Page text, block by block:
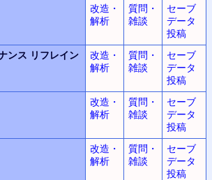
改造・
解析
質問・
雑談
セーブ
データ
投稿
ンス リフレイン
改造・
解析
質問・
雑談
セーブ
データ
投稿
改造・
解析
質問・
雑談
セーブ
データ
投稿
改造・
解析
質問・
雑談
セーブ
データ
投稿